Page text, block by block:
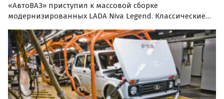
«АвтоВАЗ» приступил к массовой сборке
модернизированных LADA Niva Legend. Классические
светодиодными подфарниками и рядом других
изменений, сообщают «Автоновости дня» со ссылкой
на инсайдеров из паблика…